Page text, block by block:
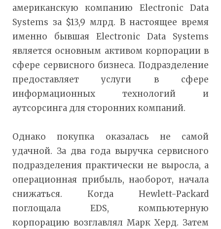
американскую компанию Electronic Data
Systems за $13,9 млрд. В настоящее время
именно бывшая Electronic Data Systems
является основным активом корпорации в
сфере сервисного бизнеса. Подразделение
предоставляет услуги в сфере
информационных технологий и
аутсорсинга для сторонних компаний.
Однако покупка оказалась не самой
удачной. За два года выручка сервисного
подразделения практически не выросла, а
операционная прибыль, наоборот, начала
снижаться. Когда Hewlett-Packard
поглощала EDS, компьютерную
корпорацию возглавлял Марк Херд. Затем